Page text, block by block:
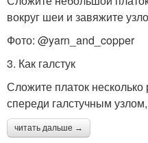
вокруг шеи и завяжите
Фото: @yarn_and_copper
3. Как галстук
Сложите платок
спереди галстучным
читать дальше →